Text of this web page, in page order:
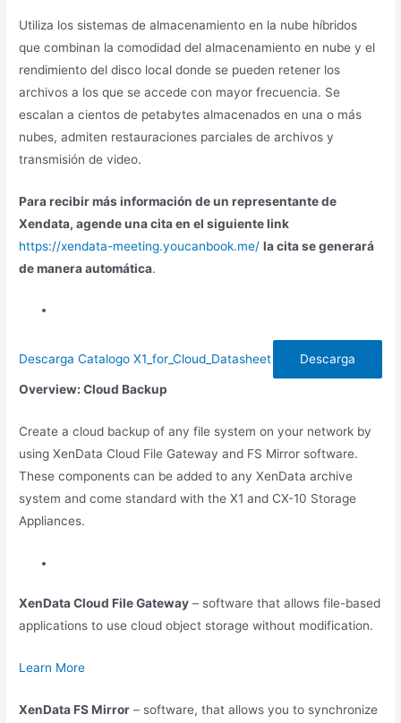
Utiliza los sistemas de almacenamiento en la nube híbridos
que combinan la comodidad del almacenamiento en nube y el
rendimiento del disco local donde se pueden retener los
archivos a los que se accede con mayor frecuencia. Se
escalan a cientos de petabytes almacenados en una o más
nubes, admiten restauraciones parciales de archivos y
transmisión de video.
Para recibir más informaciónde un representante de
Xendata, agende una cita en el siguiente link
https://xendata-meeting.youcanbook.me/ la cita se generará
de manera automática.
Descarga Catalogo X1_for_Cloud_Datasheet Descarga
Overview: Cloud Backup
Create a cloud backup of any file system on your network by
using XenData Cloud File Gateway and FS Mirror software.
These components can be added to any XenData archive
system and come standard with the X1 and CX-10 Storage
Appliances.
XenData Cloud File Gateway – software that allows file-based
applications to use cloud object storage without modification.
Learn More
XenData FS Mirror – software, that allows you to synchronize